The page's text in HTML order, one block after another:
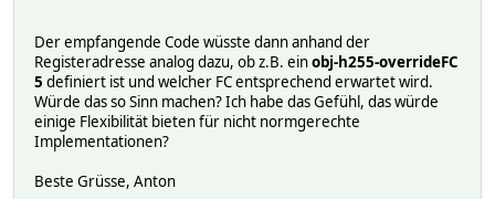
Der empfangende Code wüsste dann anhand der
Registeradresse analog dazu, ob z.B. einobj-h255-overrideFC
5 definiert ist und welcher FC entsprechend erwartet wird.
Würde das so Sinn machen? Ich habe das Gefühl, das würde
einige Flexibilität bieten für nicht normgerechte
Implementationen?
Beste Grüsse, Anton